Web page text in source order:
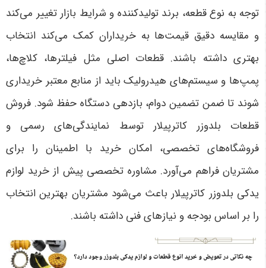
توجه به نوع قطعه، برند تولیدکننده و شرایط بازار تغییر می‌کند
و مقایسه دقیق قیمت‌ها به خریداران کمک می‌کند انتخاب
بهتری داشته باشند. قطعات اصلی مثل فیلترها، کلاچ‌ها،
پمپ‌ها و سیستم‌های هیدرولیک باید از منابع معتبر خریداری
شوند تا ضمن تضمین دوام، بازدهی دستگاه حفظ شود. فروش
قطعات بلدوزر کاترپیلار توسط نمایندگی‌های رسمی و
فروشگاه‌های تخصصی، امکان خرید با اطمینان را برای
مشتریان فراهم می‌آورد. مشاوره تخصصی پیش از خرید لوازم
یدکی بلدوزر کاترپیلار باعث می‌شود مشتریان بهترین انتخاب
را بر اساس بودجه و نیازهای فنی داشته باشند.